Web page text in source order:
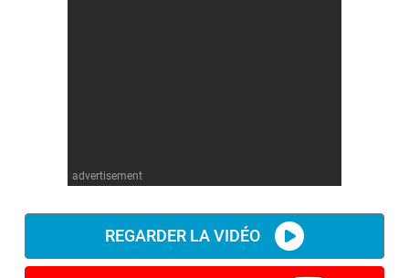
advertisement
REGARDER LA VIDÉO